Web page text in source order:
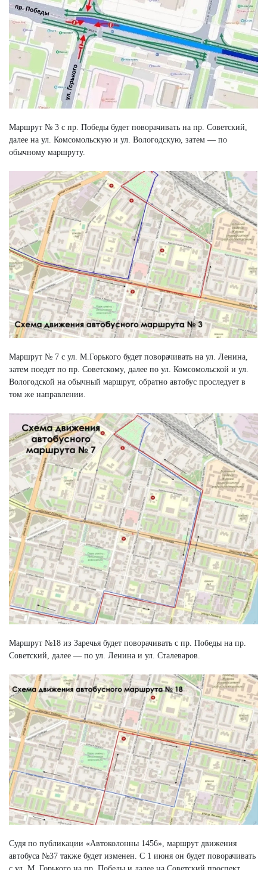
Маршрут № 3 с пр. Победы будет поворачивать на пр. Советский,
далее на ул. Комсомольскую и ул. Вологодскую, затем — по
обычному маршруту.
Маршрут № 7 с ул. М.Горького будет поворачивать на ул. Ленина,
затем поедет по пр. Советскому, далее по ул. Комсомольской и ул.
Вологодской на обычный маршрут, обратно автобус проследует в
том же направлении.
Маршрут №18 из Заречья будет поворачивать с пр. Победы на пр.
Советский, далее — по ул. Ленина и ул. Сталеваров.
Судя по публикации «Автоколонны 1456», маршрут движения
автобуса №37 также будет изменен. С 1 июня он будет поворачивать